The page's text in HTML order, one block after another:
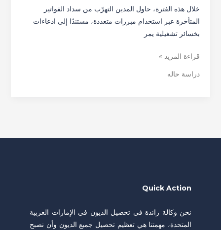
خلال هذه الفترة، حاول المدين التهرّب من سداد الفواتير
المتأخرة عبر استخدام مبررات متعددة، مستندًا إلى ادعاءات
بخسائر تشغيلية يمر
قراءة المزيد »
دراسة حاله
Quick Action
نحن وكالة رائدة في تحصيل الديون في الإمارات العربية
المتحدة، مهمتنا هي تعظيم تحصيل جميع الديون وأن نصبح